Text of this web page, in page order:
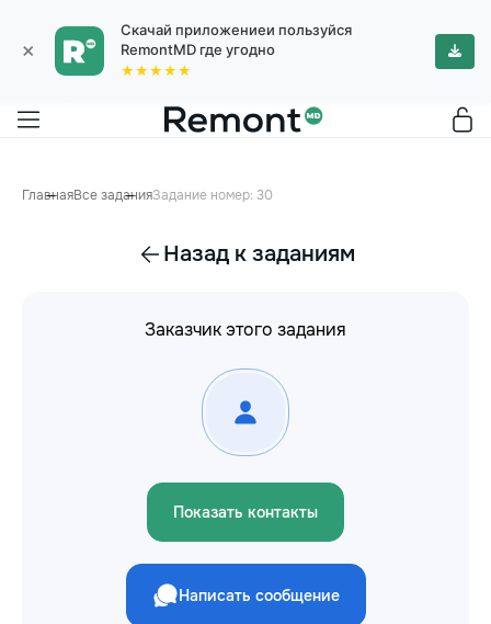
×
Скачай приложениеи пользуйся
RemontMD где угодно
★★★★★
ГлавнаяВсе заданияЗадание номер: 30
Назад к заданиям
Заказчик этого задания
Показать контакты
Написать сообщение